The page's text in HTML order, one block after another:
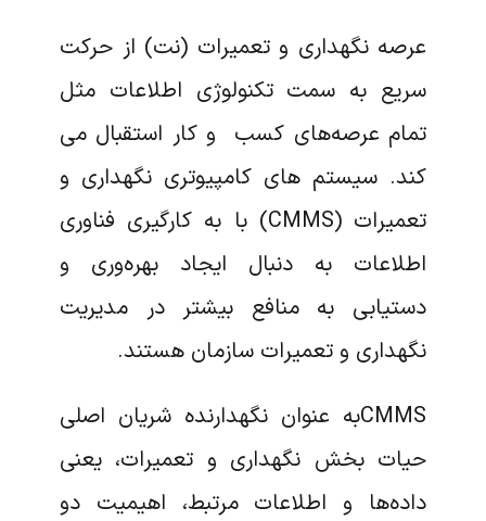
عرصه نگهداری و تعمیرات (نت) از حرکت
سریع به سمت تکنولوژی اطلاعات مثل
تمام عرصه‌های کسب و کار استقبال می
کند. سیستم های کامپیوتری نگهداری و
تعمیرات (CMMS) با به کارگیری فناوری
اطلاعات به دنبال ایجاد بهره‌وری و
دستیابی به منافع بیشتر در مدیریت
نگهداری و تعمیرات سازمان هستند.
CMMSبه عنوان نگهدارنده شریان اصلی
حیات بخش نگهداری و تعمیرات، یعنی
داده‌ها و اطلاعات مرتبط، اهیمیت دو